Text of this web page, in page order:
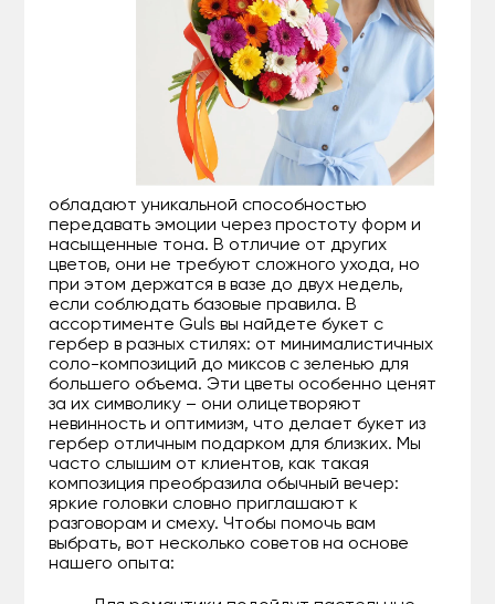
обладают уникальной способностью
передавать эмоции через простоту форм и
насыщенные тона. В отличие от других
цветов, они не требуют сложного ухода, но
при этом держатся в вазе до двух недель,
если соблюдать базовые правила. В
ассортименте Guls вы найдете букет с
гербер в разных стилях: от минималистичных
соло-композиций до миксов с зеленью для
большего объема. Эти цветы особенно ценят
за их символику – они олицетворяют
невинность и оптимизм, что делает букет из
гербер отличным подарком для близких. Мы
часто слышим от клиентов, как такая
композиция преобразила обычный вечер:
яркие головки словно приглашают к
разговорам и смеху. Чтобы помочь вам
выбрать, вот несколько советов на основе
нашего опыта: